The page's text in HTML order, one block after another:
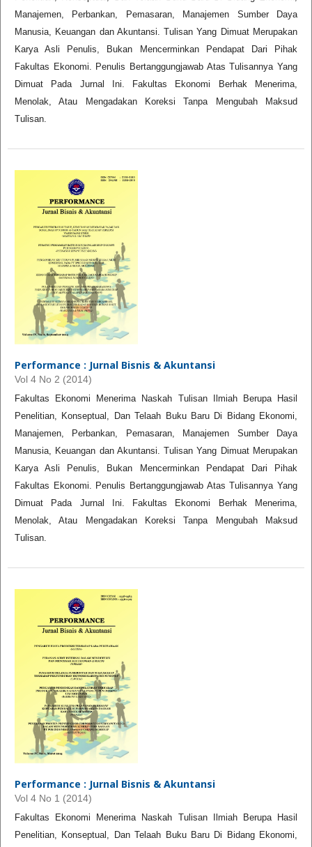
Manajemen, Perbankan, Pemasaran, Manajemen Sumber Daya
Manusia, Keuangan dan Akuntansi. Tulisan Yang Dimuat Merupakan
Karya Asli Penulis, Bukan Mencerminkan Pendapat Dari Pihak
Fakultas Ekonomi. Penulis Bertanggungjawab Atas Tulisannya Yang
Dimuat Pada Jurnal Ini. Fakultas Ekonomi Berhak Menerima,
Menolak, Atau Mengadakan Koreksi Tanpa Mengubah Maksud
Tulisan.
Performance : Jurnal Bisnis & Akuntansi
Vol 4 No 2 (2014)
Fakultas Ekonomi Menerima Naskah Tulisan Ilmiah Berupa Hasil
Penelitian, Konseptual, Dan Telaah Buku Baru Di Bidang Ekonomi,
Manajemen, Perbankan, Pemasaran, Manajemen Sumber Daya
Manusia, Keuangan dan Akuntansi. Tulisan Yang Dimuat Merupakan
Karya Asli Penulis, Bukan Mencerminkan Pendapat Dari Pihak
Fakultas Ekonomi. Penulis Bertanggungjawab Atas Tulisannya Yang
Dimuat Pada Jurnal Ini. Fakultas Ekonomi Berhak Menerima,
Menolak, Atau Mengadakan Koreksi Tanpa Mengubah Maksud
Tulisan.
Performance : Jurnal Bisnis & Akuntansi
Vol 4 No 1 (2014)
Fakultas Ekonomi Menerima Naskah Tulisan Ilmiah Berupa Hasil
Penelitian, Konseptual, Dan Telaah Buku Baru Di Bidang Ekonomi,